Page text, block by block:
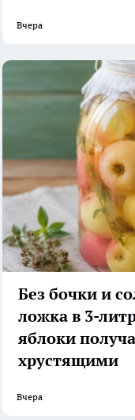
Вчера
Без бочки и
ложка в 3-
яблоки
хрустящими
Вчера